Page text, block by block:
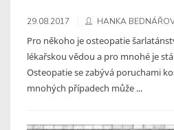
29.08.2017 HANKA
Pro někoho je osteopatie
lékařskou vědou a pro mnohé je
Osteopatie se zabývá poruchami
mnohých případech může ...